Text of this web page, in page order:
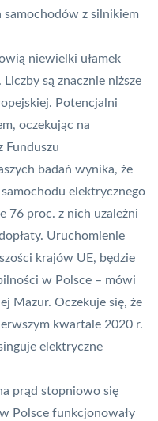
samochodów z silnikiem
niewielki ułamek
są znacznie niższe
Potencjalni
oczekując na
Funduszu
badań wynika, że
elektrycznego
76 proc. z nich uzależni
Uruchomienie
krajów UE, będzie
w Polsce – mówi
Mazur. Oczekuje się, że
kwartale 2020 r.
elektryczne
prąd stopniowo się
Polsce funkcjonowały